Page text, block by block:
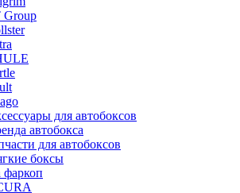
Group
для автобоксов
автобокса
для автобоксов
боксы